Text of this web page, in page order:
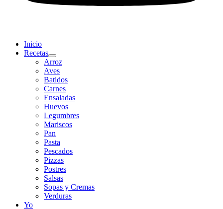
Inicio
Recetas
Arroz
Aves
Batidos
Carnes
Ensaladas
Huevos
Legumbres
Mariscos
Pan
Pasta
Pescados
Pizzas
Postres
Salsas
Sopas y Cremas
Verduras
Yo